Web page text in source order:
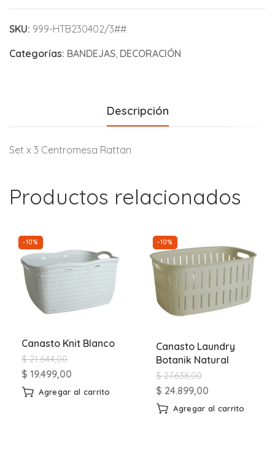
SKU: 999-HTB230402/3##
Categorías: BANDEJAS DECORACIÓN
Descripción
Set x 3 Centromesa Rattan
Productos relacionados
-10%
Canasto Knit Blanco
$21.644,00
$ 19.499,00
Agregar al carrito
-10%
Canasto Laundry
Botanik Natural
$27.638,00
$ 24.899,00
Agregar al carrito